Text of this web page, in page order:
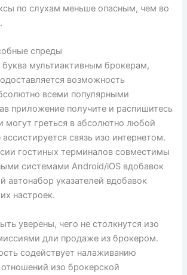
по слухам меньше опасным, чем во
спреды
буква мультиактивным брокерам,
возможность
всеми популярными
приложение получите и распишитесь
могут греться в абсолютно любой
связь изо интернетом.
гостиных терминалов совместимы
системами Android/iOS вдобавок
автонабор указателей вдобавок
настроек.
уверены, чего не столкнутся изо
дли продаже из брокером.
содействует налаживанию
изо брокерской